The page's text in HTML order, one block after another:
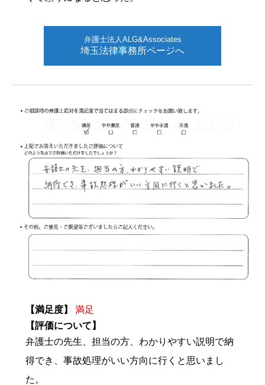
弁護士法人ALG&Associates
埼玉法律事務所ページへ
【満足度】
満足
【評価について】
弁護士の先生、担当の方、わかりやすい説明で納
得でき、事故処理がいい方向に行くと思いまし
た。